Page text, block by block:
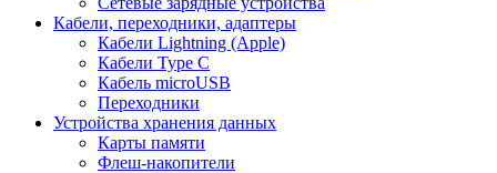
Кабели, переходники, адаптеры
Кабели Lightning (Apple)
Кабели Type C
Кабель microUSB
Переходники
Устройства хранения данных
Карты памяти
Флеш-накопители